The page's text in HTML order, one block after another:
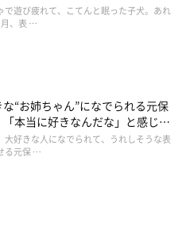
で遊び疲れて、こてんと眠った子犬。あれ
、表 …
な“お姉ちゃん”になでられる元保
本当に好きなんだな」と感じる
ほっこり
大好きな人になでられて、うれしそうな表
る元保 …